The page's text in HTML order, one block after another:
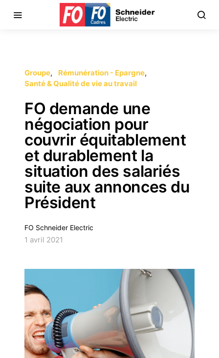
Groupe
Rémunération - Epargne
Santé & Qualité de vie au travail
FO demande une
négociation pour
couvrir équitablement
et durablement la
situation des salariés
suite aux annonces du
Président
FO Schneider Electric
1 avril 2021